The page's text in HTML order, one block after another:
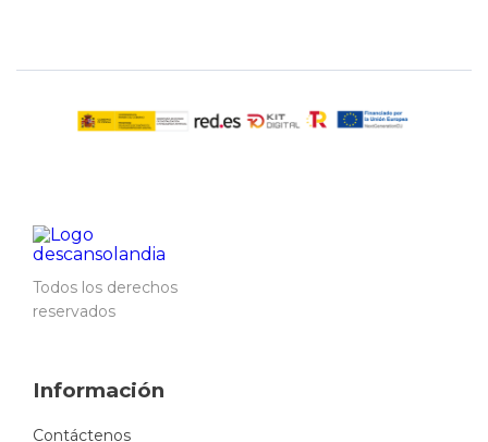
Todos los derechos
reservados
Información
Contáctenos